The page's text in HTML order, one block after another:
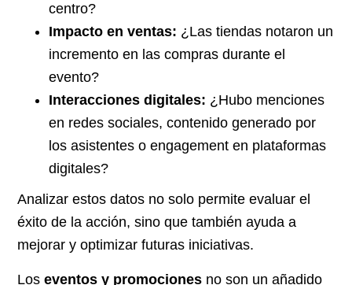
centro?
Impacto en ventas: ¿Las tiendas notaron un
incremento en las compras durante el
evento?
Interacciones digitales: ¿Hubo menciones
en redes sociales, contenido generado por
los asistentes o engagement en plataformas
digitales?
Analizar estos datos no solo permite evaluar el
éxito de la acción, sino que también ayuda a
mejorar y optimizar futuras iniciativas.
Loseventos y promociones no son un añadido